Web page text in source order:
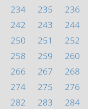
234 235
236
242 243
244
250 251
252
258 259
260
266 267
268
274 275
276
282 283
284